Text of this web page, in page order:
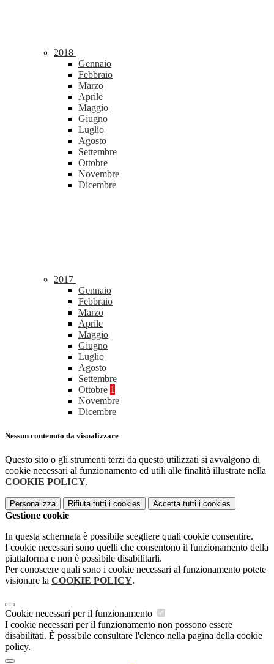
2018
Gennaio
Febbraio
Marzo
Aprile
Maggio
Giugno
Luglio
Agosto
Settembre
Ottobre
Novembre
Dicembre
2017
Gennaio
Febbraio
Marzo
Aprile
Maggio
Giugno
Luglio
Agosto
Settembre
Ottobre 1
Novembre
Dicembre
Nessun contenuto da visualizzare
Questo sito o gli strumenti terzi da questo utilizzati si avvalgono di
cookie necessari al funzionamento ed utili alle finalità illustrate nella
COOKIE POLICY.
Personalizza Rifiuta tutti i cookies Accetta tutti i cookies
Gestione cookie
In questa schermata è possibile scegliere quali cookie consentire.
I cookie necessari sono quelli che consentono il funzionamento della
piattaforma e non è possibile disabilitarli.
Per conoscere quali sono i cookie necessari al funzionamento potete
visionare la COOKIE POLICY.
Cookie necessari per il funzionamento
I cookie necessari per il funzionamento non possono essere
disabilitati. È possibile consultare l'elenco nella pagina della cookie
policy.